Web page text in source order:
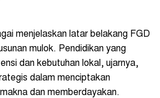
menjelaskan latar belakang FGD
mulok. Pendidikan yang
dan kebutuhan lokal, ujarnya,
dalam menciptakan
dan memberdayakan.